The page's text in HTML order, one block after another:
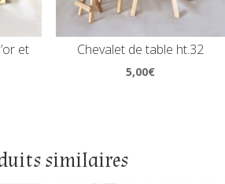
et Chevalet de table ht.32
5,00€
similaires